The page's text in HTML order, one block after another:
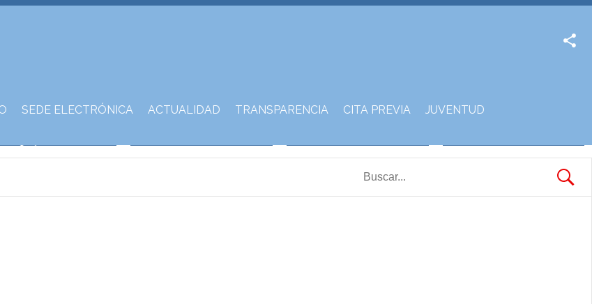
SEDE ELECTRÓNICA ACTUALIDAD TRANSPARENCIA CITA PREVIA JUVENTUD